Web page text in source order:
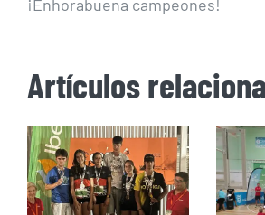
¡Enhorabuena campeones!
Artículos